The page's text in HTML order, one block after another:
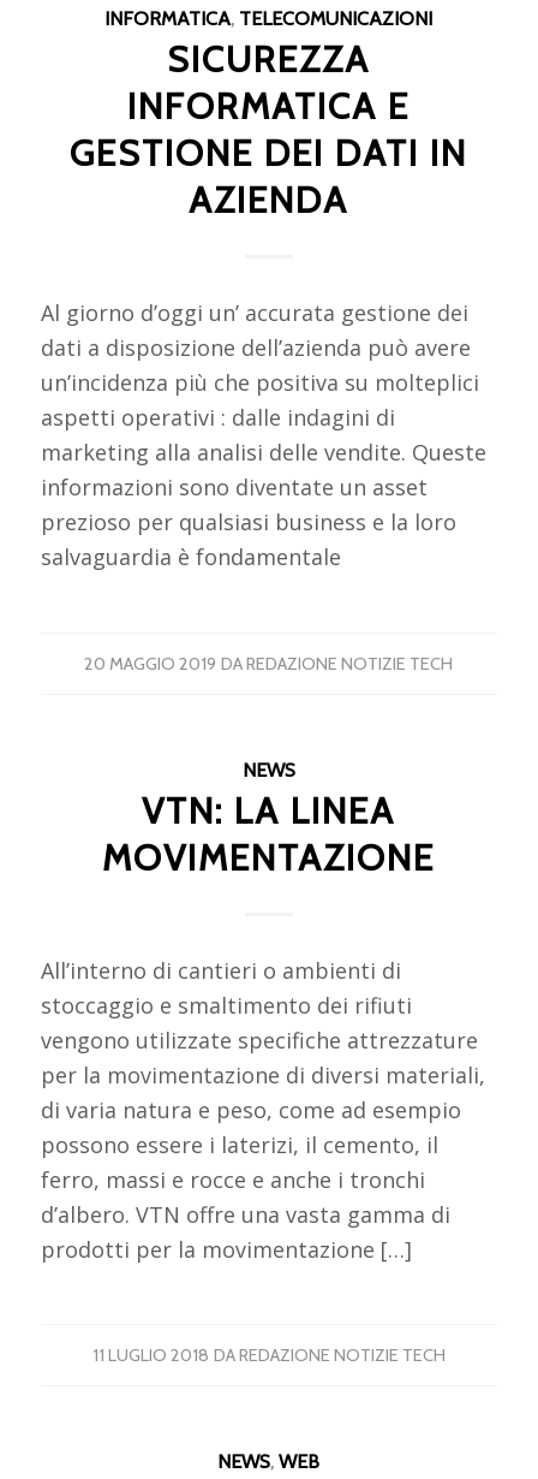
INFORMATICA, TELECOMUNICAZIONI
SICUREZZA
INFORMATICA E
GESTIONE DEI DATI IN
AZIENDA
Al giorno d’oggi un’ accurata gestione dei
dati a disposizione dell’azienda può avere
un’incidenza più che positiva su molteplici
aspetti operativi : dalle indagini di
marketing alla analisi delle vendite. Queste
informazioni sono diventate un asset
prezioso per qualsiasi business e la loro
salvaguardia è fondamentale
20 MAGGIO 2019 DAREDAZIONE NOTIZIE TECH
NEWS
VTN: LA LINEA
MOVIMENTAZIONE
All’interno di cantieri o ambienti di
stoccaggio e smaltimento dei rifiuti
vengono utilizzate specifiche attrezzature
per la movimentazione di diversi materiali,
di varia natura e peso, come ad esempio
possono essere i laterizi, il cemento, il
ferro, massi e rocce e anche i tronchi
d’albero. VTN offre una vasta gamma di
prodotti per la movimentazione […]
11 LUGLIO 2018 DAREDAZIONE NOTIZIE TECH
NEWS,WEB